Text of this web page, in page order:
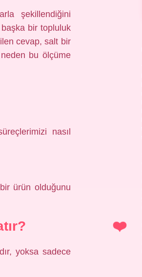
şekillendiğini
başka bir topluluk
cevap, salt bir
bu ölçüme
nasıl
ürün olduğunu
yoksa sadece